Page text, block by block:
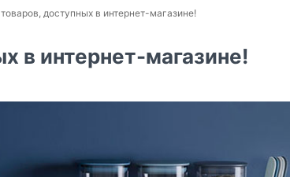
доступных в интернет-магазине!
в интернет-магазине!